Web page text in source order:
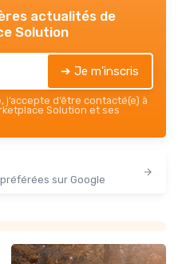
actualités de
Solution
➔ Je m'inscris
d’être contacté(e) à
Solution et ses
sur Google